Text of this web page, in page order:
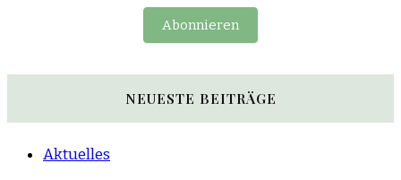
Abonnieren
NEUESTE BEITRÄGE
Aktuelles